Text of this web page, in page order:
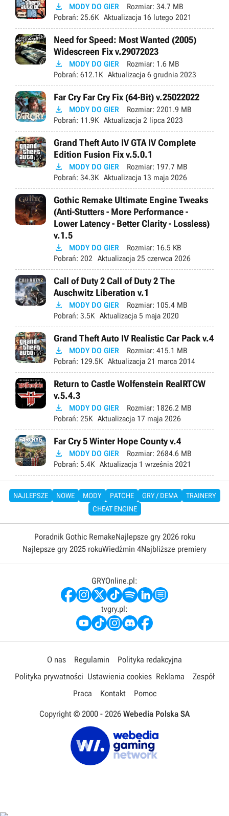
 MODY DO GIER Rozmiar: 34.7 MB
Pobrań: 25.6K Aktualizacja 16 lutego 2021
Need for Speed: Most Wanted (2005)
Widescreen Fix v.29072023
 MODY DO GIER Rozmiar: 1.6 MB
Pobrań: 612.1K Aktualizacja 6 grudnia 2023
Far Cry Far Cry Fix (64-Bit) v.25022022
 MODY DO GIER Rozmiar: 2201.9 MB
Pobrań: 11.9K Aktualizacja 2 lipca 2023
Grand Theft Auto IV GTA IV Complete
Edition Fusion Fix v.5.0.1
 MODY DO GIER Rozmiar: 197.7 MB
Pobrań: 34.3K Aktualizacja 13 maja 2026
Gothic Remake Ultimate Engine Tweaks
(Anti-Stutters - More Performance -
Lower Latency - Better Clarity - Lossless)
v.1.5
 MODY DO GIER Rozmiar: 16.5 KB
Pobrań: 202 Aktualizacja 25 czerwca 2026
Call of Duty 2 Call of Duty 2 The
Auschwitz Liberation v.1
 MODY DO GIER Rozmiar: 105.4 MB
Pobrań: 3.5K Aktualizacja 5 maja 2020
Grand Theft Auto IV Realistic Car Pack v.4
 MODY DO GIER Rozmiar: 415.1 MB
Pobrań: 129.5K Aktualizacja 21 marca 2014
Return to Castle Wolfenstein RealRTCW
v.5.4.3
 MODY DO GIER Rozmiar: 1826.2 MB
Pobrań: 25K Aktualizacja 17 maja 2026
Far Cry 5 Winter Hope County v.4
 MODY DO GIER Rozmiar: 2684.6 MB
Pobrań: 5.4K Aktualizacja 1 września 2021
NAJLEPSZE NOWE MODY PATCHE GRY / DEMA
TRAINERY
CHEAT ENGINE
Poradnik Gothic RemakeNajlepsze gry 2026 roku
Najlepsze gry 2025 rokuWiedźmin 4Najbliższe premiery
GRYOnline.pl:
tvgry.pl:
O nas Regulamin
Polityka redakcyjna
Polityka prywatności Ustawienia cookies Reklama
Zespół
Praca
Kontakt Pomoc
Copyright © 2000 - 2026 Webedia Polska SA